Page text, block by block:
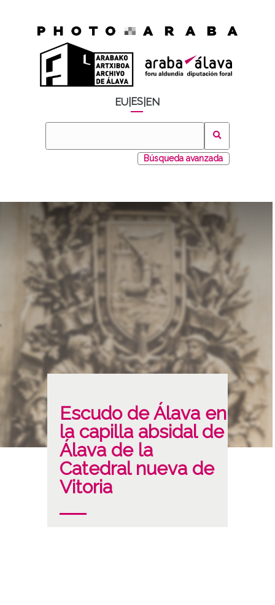
EU ES EN
Búsqueda avanzada
Escudo de Álava en
la capilla absidal de
Álava de la
Catedral nueva de
Vitoria